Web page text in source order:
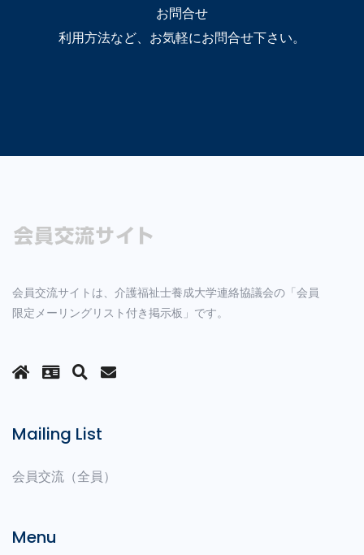
お問合せ
利用方法など、お気軽にお問合せ下さい。
会員交流サイトは、介護福祉士養成大学連絡協議会の「会員
限定メーリングリスト付き掲示板」です。
Mailing List
会員交流（全員）
Menu